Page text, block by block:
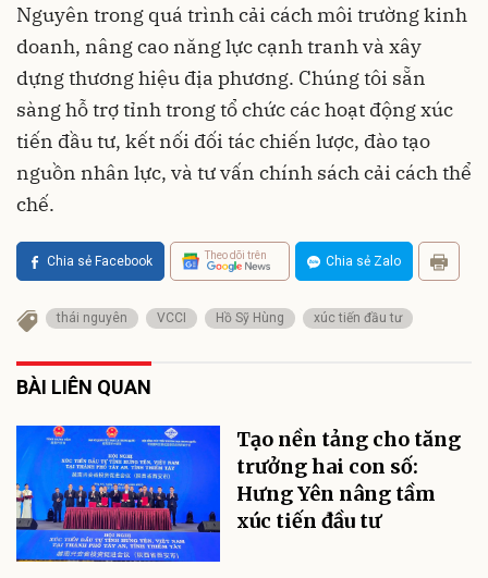
Nguyên trong quá trình cải cách môi trường kinh
doanh, nâng cao năng lực cạnh tranh và xây
dựng thương hiệu địa phương. Chúng tôi sẵn
sàng hỗ trợ tỉnh trong tổ chức các hoạt động xúc
tiến đầu tư, kết nối đối tác chiến lược, đào tạo
nguồn nhân lực, và tư vấn chính sách cải cách thể
chế.
Chia sẻ Facebook Theo dõi trên Chia sẻ Zalo
thái nguyên VCCI Hồ Sỹ Hùng xúc tiến đầu tư
BÀI LIÊN QUAN
Tạo nền tảng cho tăng
trưởng hai con số:
Hưng Yên nâng tầm
xúc tiến đầu tư